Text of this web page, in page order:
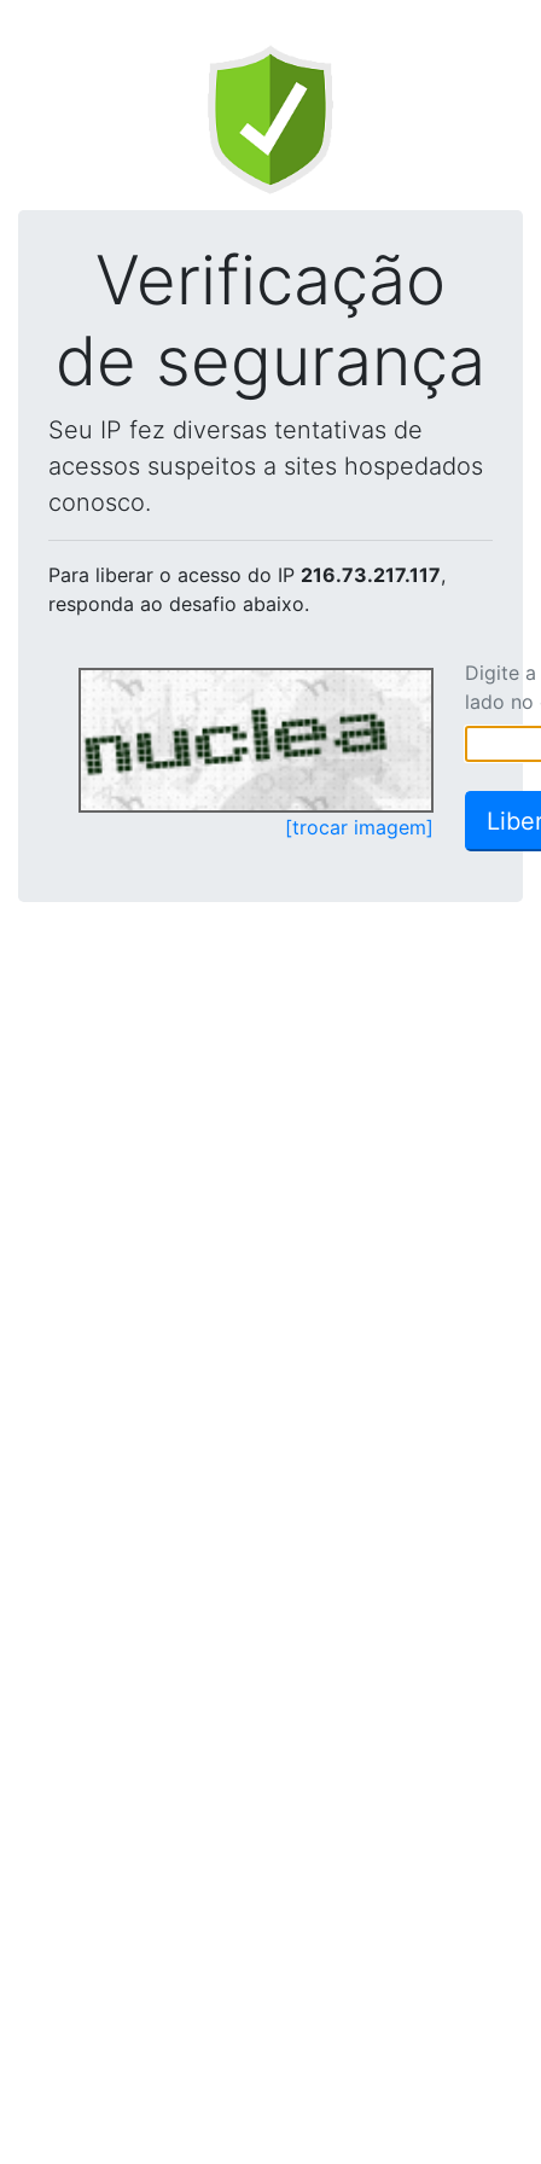
Verificação
de segurança
Seu IP fez diversas tentativas de
acessos suspeitos a sites hospedados
conosco.
Para liberar o acesso do IP 216.73.217.117,
responda ao desafio abaixo.
[trocar imagem]
Digite
lado no